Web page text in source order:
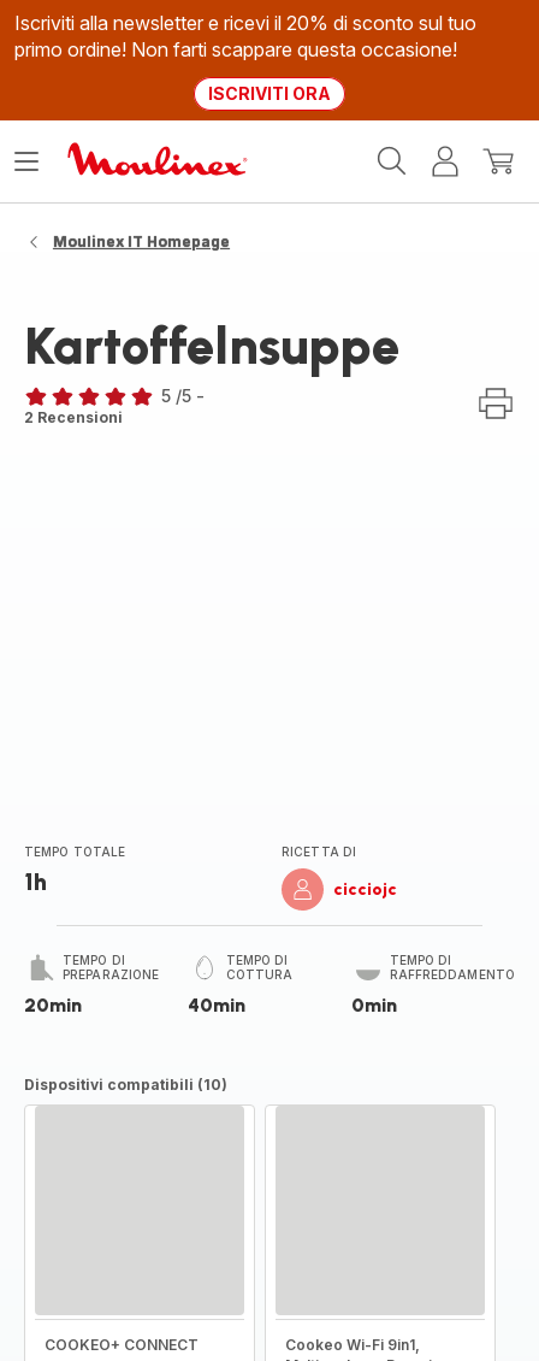
Iscriviti alla newsletter e ricevi il 20% di sconto sul tuo
primo ordine! Non farti scappare questa occasione!
ISCRIVITI ORA
Il
Apri
Moulinex IT Homepage
Kartoffelnsuppe
Recensione
5 /5 -
2 Recensioni
TEMPO TOTALE
1h
RICETTA DI
cicciojc
TEMPO DI
PREPARAZIONE
20min
TEMPO DI
COTTURA
40min
TEMPO DI
RAFFREDDAMENTO
0min
Dispositivi compatibili (10)
COOKEO+ CONNECT
Cookeo Wi-Fi 9in1,